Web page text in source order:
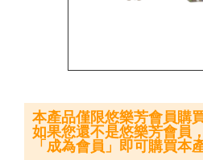
本產品僅限悠樂芳會員購
如果您還不是悠樂芳會員
「成為會員」即可購買本